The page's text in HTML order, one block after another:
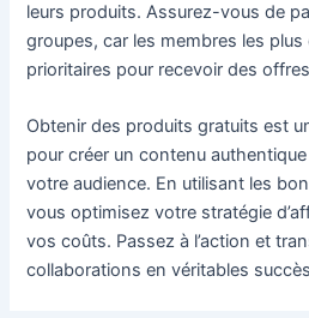
leurs produits. Assurez-vous de
groupes, car les membres les
prioritaires pour recevoir des
Obtenir des produits gratuits est
pour créer un contenu
votre audience. En utilisant les
vous optimisez votre stratégie
vos coûts. Passez à l’action et
collaborations en véritables